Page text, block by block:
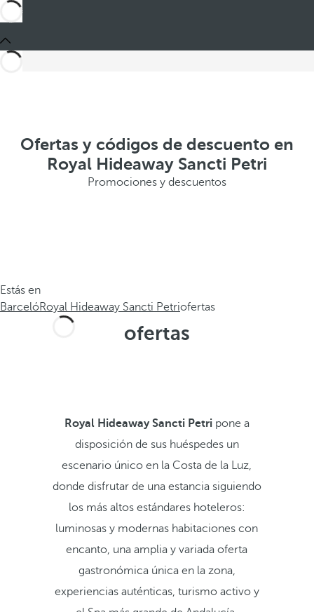
Ofertas y códigos de descuento en
Royal Hideaway Sancti Petri
Promociones y descuentos
Estás en
BarcelóRoyal Hideaway Sancti Petriofertas
ofertas
Royal Hideaway Sancti Petripone a
disposición de sus huéspedes un
escenario único en la Costa de la Luz,
donde disfrutar de una estancia siguiendo
los más altos estándares hoteleros:
luminosas y modernas habitaciones con
encanto, una amplia y variada oferta
gastronómica única en la zona,
experiencias auténticas, turismo activo y